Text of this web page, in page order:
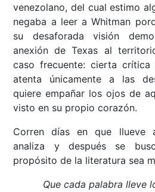
venezolano, del cual estimo
negaba a leer a Whitman
su desaforada visión
anexión de Texas al
caso frecuente: cierta crítica
atenta únicamente a las
quiere empañar los ojos de
visto en su propio corazón.
Corren días en que llueve
analiza y después se
propósito de la literatura sea
Que cada palabra lleve